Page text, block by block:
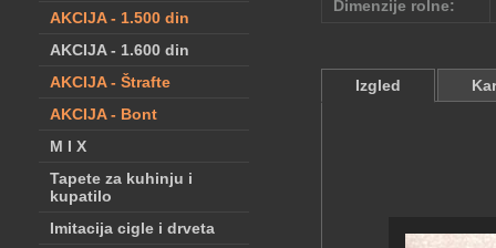
AKCIJA - 1.500 din
AKCIJA - 1.600 din
AKCIJA - Štrafte
AKCIJA - Bont
M I X
Tapete za kuhinju i
kupatilo
Imitacija cigle i drveta
Dimenzije rolne:
Izgled